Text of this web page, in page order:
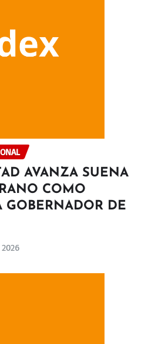
AVANZA SUENA
COMO
GOBERNADOR DE